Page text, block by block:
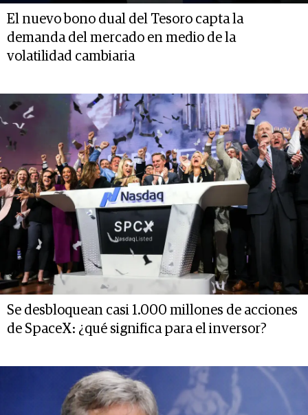
El nuevo bono dual del Tesoro capta la
demanda del mercado en medio de la
volatilidad cambiaria
Se desbloquean casi 1.000 millones de acciones
de SpaceX: ¿qué significa para el inversor?